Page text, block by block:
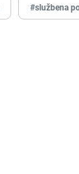
#službena